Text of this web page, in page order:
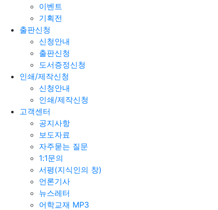
이벤트
기획전
출판신청
신청안내
출판신청
도서증정신청
인쇄/제작신청
신청안내
인쇄/제작신청
고객센터
공지사항
보도자료
자주묻는 질문
1:1문의
서평(지식인의 창)
언론기사
뉴스레터
어학교재 MP3